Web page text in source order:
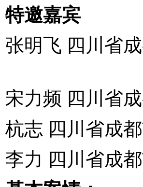
嘉宾
飞 四川省成
频 四川省成
四川省成都
四川省成都